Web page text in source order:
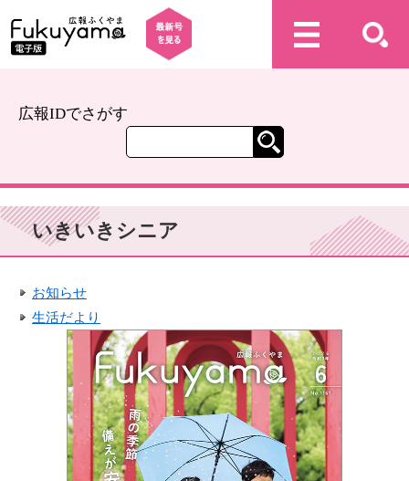
広報IDでさがす
いきいきシニア
お知らせ
生活だより